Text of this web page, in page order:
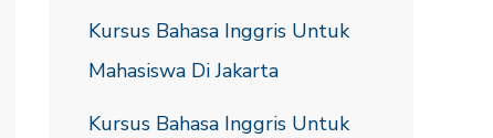
Kursus Bahasa Inggris Untuk
Mahasiswa Di Jakarta
Kursus Bahasa Inggris Untuk